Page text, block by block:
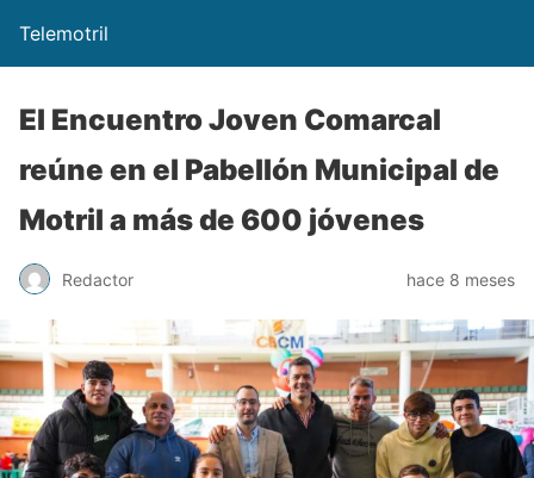
Telemotril
El Encuentro Joven Comarcal
reúne en el Pabellón Municipal de
Motril a más de 600 jóvenes
Redactor hace 8 meses